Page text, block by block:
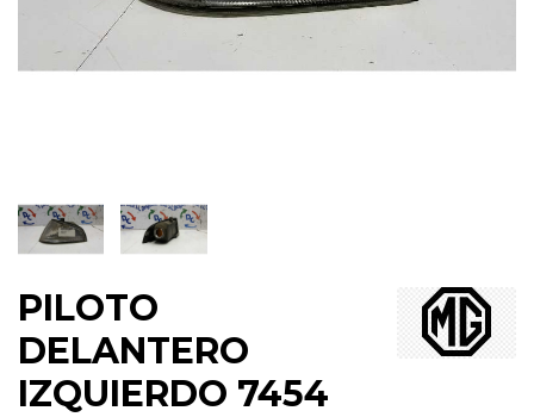
PILOTO
DELANTERO
IZQUIERDO 7454